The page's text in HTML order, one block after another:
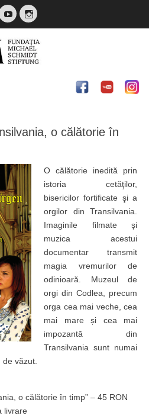
YouTubeInstagram
Fundatia Michael
o călătorie în
O călătorie inedită prin
istoria cetăţilor,
bisericilor fortificate şi a
orgilor din Transilvania.
Imaginile filmate şi
muzica acestui
documentar transmit
magia vremurilor de
odinioară. Muzeul de
orgi din Codlea, precum
orga cea mai veche, cea
mai mare și cea mai
impozantă din
Transilvania sunt numai
văzut.
o călătorie în timp” – 45 RON
livrare